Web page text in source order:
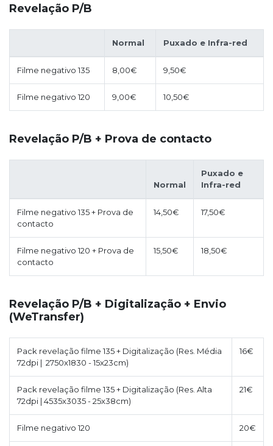
Revelação P/B
Normal Puxado e Infra-red
Filme negativo 135 8,00€ 9,50€
Filme negativo 120 9,00€ 10,50€
Revelação P/B + Prova de contacto
Normal
Puxado e
Infra-red
Filme negativo 135 + Prova de
contacto
14,50€ 17,50€
Filme negativo 120 + Prova de
contacto
15,50€ 18,50€
Revelação P/B + Digitalização + Envio
(WeTransfer)
Pack revelação filme 135 + Digitalização (Res. Média
72dpi | 2750x1830 - 15x23cm)
16€
Pack revelação filme 135 + Digitalização (Res. Alta
72dpi | 4535x3035 - 25x38cm)
21€
Filme negativo 120 20€